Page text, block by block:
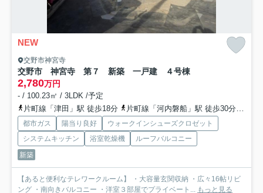
NEW
交野市神宮寺
交野市 神宮寺 第７ 新築 一戸建 ４号棟
2,780万円
- / 100.23㎡ / 3LDK /予定
片町線「津田」駅 徒歩18分
片町線「河内磐船」駅 徒歩30分
都市ガス 陽当り良好
ウォークインシューズクロゼット
システムキッチン
浴室乾燥機
ルーフバルコニー
新築
【あると便利なテレワークルーム】 ・大容量玄関収納 ・広々16帖リビ
ング ・南向きバルコニー ・洋室３部屋でプライベート... もっと見る